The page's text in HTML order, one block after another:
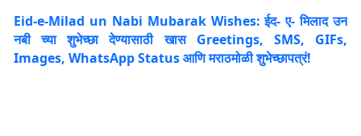
Eid-e-Milad un Nabi Mubarak Wishes: ईद- ए- मिलाद उन
नबी च्या शुभेच्छा देण्यासाठी खास Greetings, SMS, GIFs,
Images, WhatsApp Status आणि मराठमोळी शुभेच्छापत्रं!